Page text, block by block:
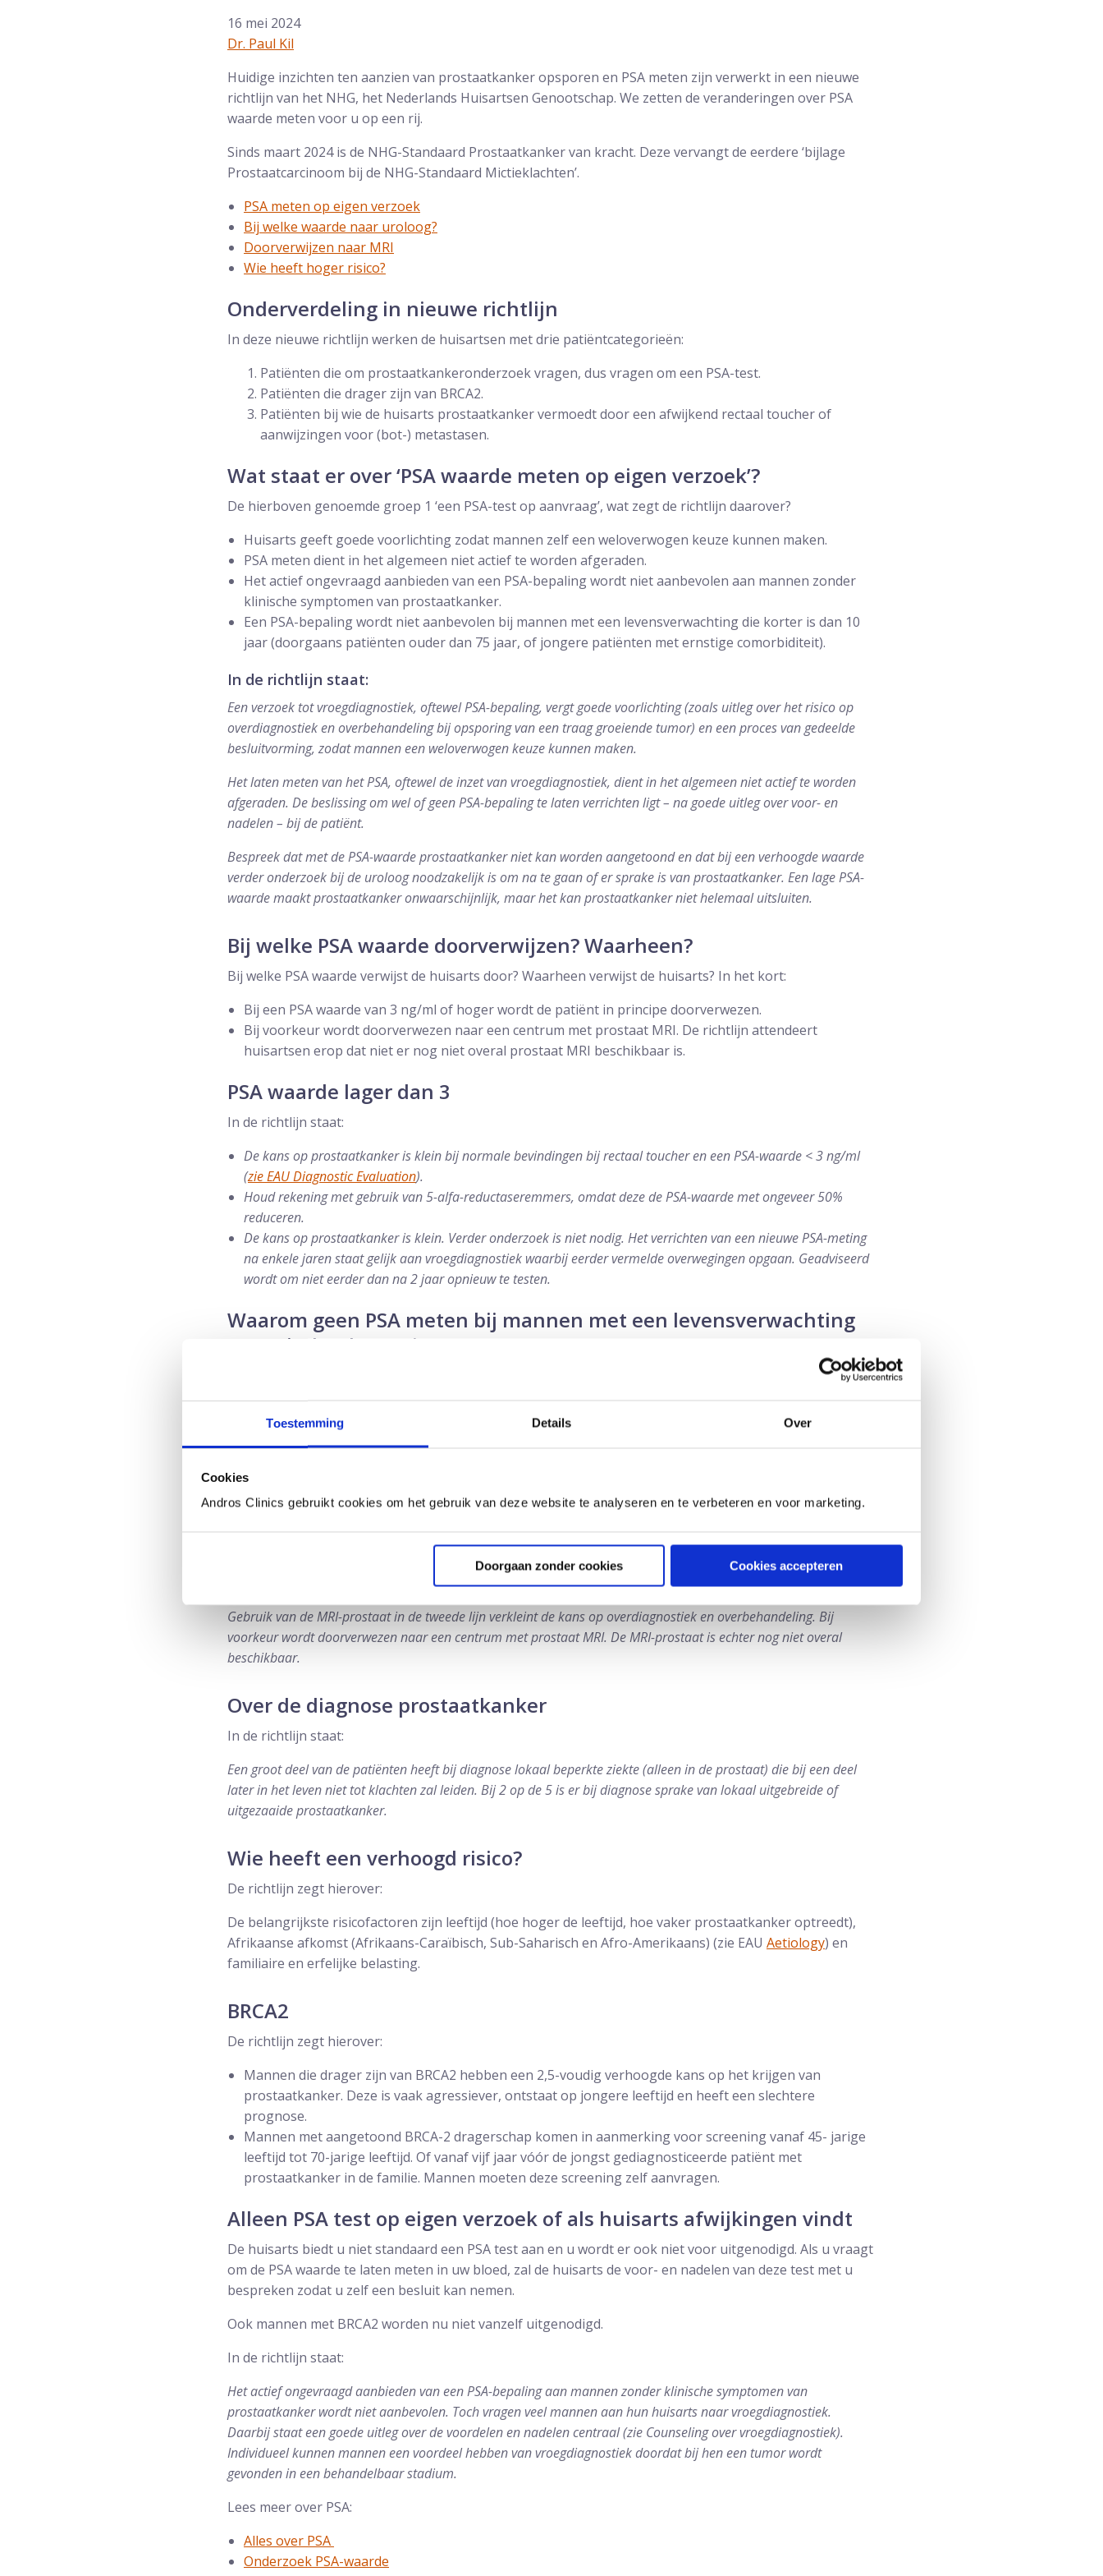
Toestemming Details Over
Cookies
Andros Clinics gebruikt cookies om het gebruik van deze website te analyseren en te verbeteren en voor marketing.
Doorgaan zonder cookies Cookies accepteren
16 mei 2024
Dr. Paul Kil
Huidige inzichten ten aanzien van prostaatkanker opsporen en PSA meten zijn verwerkt in een nieuwe
richtlijn van het NHG, het Nederlands Huisartsen Genootschap. We zetten de veranderingen over PSA
waarde meten voor u op een rij.
Sinds maart 2024 is de NHG-Standaard Prostaatkanker van kracht. Deze vervangt de eerdere ‘bijlage
Prostaatcarcinoom bij de NHG-Standaard Mictieklachten’.
PSA meten op eigen verzoek
Bij welke waarde naar uroloog?
Doorverwijzen naar MRI
Wie heeft hoger risico?
Onderverdeling in nieuwe richtlijn
In deze nieuwe richtlijn werken de huisartsen met drie patiëntcategorieën:
Patiënten die om prostaatkankeronderzoek vragen, dus vragen om een PSA-test.
Patiënten die drager zijn van BRCA2.
Patiënten bij wie de huisarts prostaatkanker vermoedt door een afwijkend rectaal toucher of
aanwijzingen voor (bot-) metastasen.
Wat staat er over ‘PSA waarde meten op eigen verzoek’?
De hierboven genoemde groep 1 ‘een PSA-test op aanvraag’, wat zegt de richtlijn daarover?
Huisarts geeft goede voorlichting zodat mannen zelf een weloverwogen keuze kunnen maken.
PSA meten dient in het algemeen niet actief te worden afgeraden.
Het actief ongevraagd aanbieden van een PSA-bepaling wordt niet aanbevolen aan mannen zonder
klinische symptomen van prostaatkanker.
Een PSA-bepaling wordt niet aanbevolen bij mannen met een levensverwachting die korter is dan 10
jaar (doorgaans patiënten ouder dan 75 jaar, of jongere patiënten met ernstige comorbiditeit).
In de richtlijn staat:
Een verzoek tot vroegdiagnostiek, oftewel PSA-bepaling, vergt goede voorlichting (zoals uitleg over het risico op
overdiagnostiek en overbehandeling bij opsporing van een traag groeiende tumor) en een proces van gedeelde
besluitvorming, zodat mannen een weloverwogen keuze kunnen maken.
Het laten meten van het PSA, oftewel de inzet van vroegdiagnostiek, dient in het algemeen niet actief te worden
afgeraden. De beslissing om wel of geen PSA-bepaling te laten verrichten ligt – na goede uitleg over voor- en
nadelen – bij de patiënt.
Bespreek dat met de PSA-waarde prostaatkanker niet kan worden aangetoond en dat bij een verhoogde waarde
verder onderzoek bij de uroloog noodzakelijk is om na te gaan of er sprake is van prostaatkanker. Een lage PSA-
waarde maakt prostaatkanker onwaarschijnlijk, maar het kan prostaatkanker niet helemaal uitsluiten.
Bij welke PSA waarde doorverwijzen? Waarheen?
Bij welke PSA waarde verwijst de huisarts door? Waarheen verwijst de huisarts? In het kort:
Bij een PSA waarde van 3 ng/ml of hoger wordt de patiënt in principe doorverwezen.
Bij voorkeur wordt doorverwezen naar een centrum met prostaat MRI. De richtlijn attendeert
huisartsen erop dat niet er nog niet overal prostaat MRI beschikbaar is.
PSA waarde lager dan 3
In de richtlijn staat:
De kans op prostaatkanker is klein bij normale bevindingen bij rectaal toucher en een PSA-waarde < 3 ng/ml
(zie EAU Diagnostic Evaluation).
Houd rekening met gebruik van 5-alfa-reductaseremmers, omdat deze de PSA-waarde met ongeveer 50%
reduceren.
De kans op prostaatkanker is klein. Verder onderzoek is niet nodig. Het verrichten van een nieuwe PSA-meting
na enkele jaren staat gelijk aan vroegdiagnostiek waarbij eerder vermelde overwegingen opgaan. Geadviseerd
wordt om niet eerder dan na 2 jaar opnieuw te testen.
Waarom geen PSA meten bij mannen met een levensverwachting
van minder dan 10 jaar?
jaar, of jongere patiënten met ernstige comorbiditeit) heeft behandeling van prostaatkanker geen invloed op de
overleving, terwijl het wel negatieve gevolgen kan hebben voor de kwaliteit van leven. Daarom wordt een PSA-
bepaling bij hen niet aanbevolen.
Over prostaat MRI
In de nieuwe richtlijn wordt nu ook de prostaat MRI genoemd bij het opsporen van prostaatkanker.
Gebruik van de MRI-prostaat in de tweede lijn verkleint de kans op overdiagnostiek en overbehandeling. Bij
voorkeur wordt doorverwezen naar een centrum met prostaat MRI. De MRI-prostaat is echter nog niet overal
beschikbaar.
Over de diagnose prostaatkanker
In de richtlijn staat:
Een groot deel van de patiënten heeft bij diagnose lokaal beperkte ziekte (alleen in de prostaat) die bij een deel
later in het leven niet tot klachten zal leiden. Bij 2 op de 5 is er bij diagnose sprake van lokaal uitgebreide of
uitgezaaide prostaatkanker.
Wie heeft een verhoogd risico?
De richtlijn zegt hierover:
De belangrijkste risicofactoren zijn leeftijd (hoe hoger de leeftijd, hoe vaker prostaatkanker optreedt),
Afrikaanse afkomst (Afrikaans-Caraïbisch, Sub-Saharisch en Afro-Amerikaans) (zie EAU Aetiology) en
familiaire en erfelijke belasting.
BRCA2
De richtlijn zegt hierover:
Mannen die drager zijn van BRCA2 hebben een 2,5-voudig verhoogde kans op het krijgen van
prostaatkanker. Deze is vaak agressiever, ontstaat op jongere leeftijd en heeft een slechtere
prognose.
Mannen met aangetoond BRCA-2 dragerschap komen in aanmerking voor screening vanaf 45- jarige
leeftijd tot 70-jarige leeftijd. Of vanaf vijf jaar vóór de jongst gediagnosticeerde patiënt met
prostaatkanker in de familie. Mannen moeten deze screening zelf aanvragen.
Alleen PSA test op eigen verzoek of als huisarts afwijkingen vindt
De huisarts biedt u niet standaard een PSA test aan en u wordt er ook niet voor uitgenodigd. Als u vraagt
om de PSA waarde te laten meten in uw bloed, zal de huisarts de voor- en nadelen van deze test met u
bespreken zodat u zelf een besluit kan nemen.
Ook mannen met BRCA2 worden nu niet vanzelf uitgenodigd.
In de richtlijn staat:
Het actief ongevraagd aanbieden van een PSA-bepaling aan mannen zonder klinische symptomen van
prostaatkanker wordt niet aanbevolen. Toch vragen veel mannen aan hun huisarts naar vroegdiagnostiek.
Daarbij staat een goede uitleg over de voordelen en nadelen centraal (zie Counseling over vroegdiagnostiek).
Individueel kunnen mannen een voordeel hebben van vroegdiagnostiek doordat bij hen een tumor wordt
gevonden in een behandelbaar stadium.
Lees meer over PSA:
Alles over PSA
Onderzoek PSA-waarde